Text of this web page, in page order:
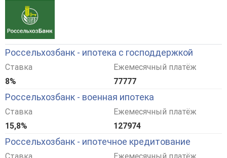
Россельхозбанк - ипотека с господдержкой
Ставка
8%
Ежемесячный платёж
77777
Россельхозбанк - военная ипотека
Ставка
15,8%
Ежемесячный платёж
127974
Россельхозбанк - ипотечное кредитование